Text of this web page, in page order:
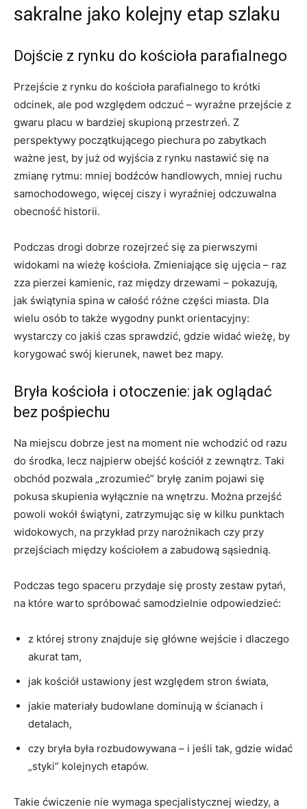
sakralne jako kolejny etap szlaku
Dojście z rynku do kościoła parafialnego
Przejście z rynku do kościoła parafialnego to krótki
odcinek, ale pod względem odczuć – wyraźne przejście z
gwaru placu w bardziej skupioną przestrzeń. Z
perspektywy początkującego piechura po zabytkach
ważne jest, by już od wyjścia z rynku nastawić się na
zmianę rytmu: mniej bodźców handlowych, mniej ruchu
samochodowego, więcej ciszy i wyraźniej odczuwalna
obecność historii.
Podczas drogi dobrze rozejrzeć się za pierwszymi
widokami na wieżę kościoła. Zmieniające się ujęcia – raz
zza pierzei kamienic, raz między drzewami – pokazują,
jak świątynia spina w całość różne części miasta. Dla
wielu osób to także wygodny punkt orientacyjny:
wystarczy co jakiś czas sprawdzić, gdzie widać wieżę, by
korygować swój kierunek, nawet bez mapy.
Bryła kościoła i otoczenie: jak oglądać
bez pośpiechu
Na miejscu dobrze jest na moment nie wchodzić od razu
do środka, lecz najpierw obejść kościół z zewnątrz. Taki
obchód pozwala „zrozumieć” bryłę zanim pojawi się
pokusa skupienia wyłącznie na wnętrzu. Można przejść
powoli wokół świątyni, zatrzymując się w kilku punktach
widokowych, na przykład przy narożnikach czy przy
przejściach między kościołem a zabudową sąsiednią.
Podczas tego spaceru przydaje się prosty zestaw pytań,
na które warto spróbować samodzielnie odpowiedzieć:
z której strony znajduje się główne wejście i dlaczego
akurat tam,
jak kościół ustawiony jest względem stron świata,
jakie materiały budowlane dominują w ścianach i
detalach,
czy bryła była rozbudowywana – i jeśli tak, gdzie widać
„styki” kolejnych etapów.
Takie ćwiczenie nie wymaga specjalistycznej wiedzy, a